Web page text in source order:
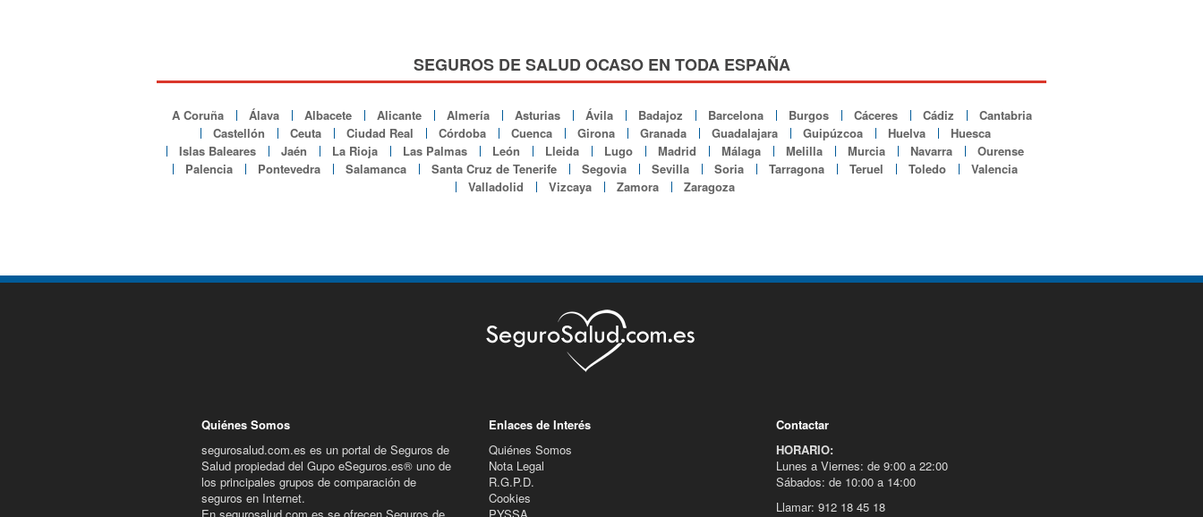
SEGUROS DE SALUD OCASO EN TODA ESPAÑA
A Coruña Álava Albacete Alicante Almería Asturias Ávila Badajoz Barcelona Burgos Cáceres Cádiz
Cantabria
Castellón
Ceuta Ciudad Real Córdoba Cuenca Girona Granada Guadalajara Guipúzcoa Huelva
Huesca
Islas Baleares
Jaén La Rioja Las Palmas León Lleida Lugo Madrid Málaga Melilla Murcia Navarra
Ourense
Palencia
Pontevedra Salamanca Santa Cruz de Tenerife Segovia Sevilla Soria Tarragona Teruel Toledo
Valencia
Valladolid
Vizcaya Zamora Zaragoza
Quiénes Somos
segurosalud.com.es es un portal de Seguros de
Salud propiedad del Gupo eSeguros.es® uno de
los principales grupos de comparación de
seguros en Internet.
Enlaces de Interés
Quiénes Somos
Nota Legal
R.G.P.D.
Cookies
Contactar
HORARIO:
Lunes a Viernes: de 9:00 a 22:00
Sábados: de 10:00 a 14:00
Llamar: 912 18 45 18